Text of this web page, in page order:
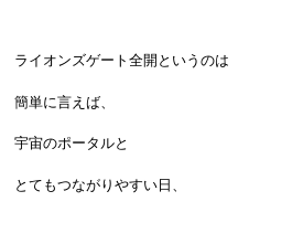
ライオンズゲート全開というのは
簡単に言えば、
宇宙のポータルと
とてもつながりやすい日、